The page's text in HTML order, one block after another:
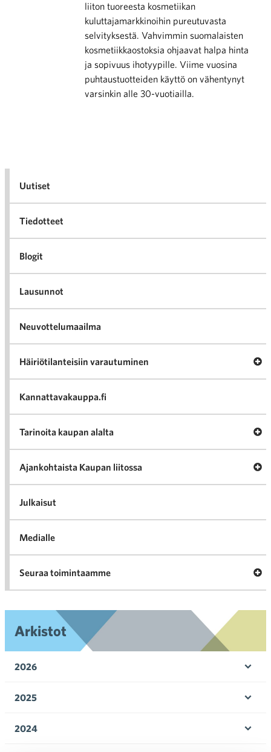
liiton tuoreesta kosmetiikan
kuluttajamarkkinoihin pureutuvasta
selvityksestä. Vahvimmin suomalaisten
kosmetiikkaostoksia ohjaavat halpa hinta
ja sopivuus ihotyypille. Viime vuosina
puhtaustuotteiden käyttö on vähentynyt
varsinkin alle 30-vuotiailla.
Uutiset
Tiedotteet
Blogit
Lausunnot
Neuvottelumaailma
Häiriötilanteisiin varautuminen
Kannattavakauppa.fi
Tarinoita kaupan alalta
Ajankohtaista Kaupan liitossa
Julkaisut
Medialle
Seuraa toimintaamme
Arkistot
2026
2025
2024